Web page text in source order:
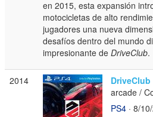
en 2015, esta expansión
motocicletas de alto
jugadores una nueva
desafíos dentro del mundo
impresionante deDriveClub.
2014 DriveClub
arcade /
PS4 · 8/